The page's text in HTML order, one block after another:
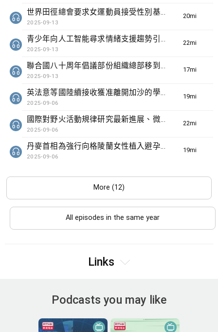
20min(s)
世界田徑總會要求女運動員接受性別基因測試、健力士世界紀錄七十周年列70項有待挑戰項目
2025-09-13
22min(s)
青少年向人工智能尋求情緒支援趨勢引發國際關注、阿富汗六級地震逾千人遇難
2025-09-13
17min(s)
聯合國八十周年倡議部份組織總部移到非洲、研究發現澳洲醫療體系存在種族歧視
2025-09-13
19min(s)
英法意等國陸續接收獲准離開加沙的學生及病人、國際自然保育聯盟確認長頸鹿分四個品種有助制訂保育方案
2025-09-06
22min(s)
國際對野火活動規律研究最新進展、微軟成立50周年全球仍有多項民生系統沿用舊視窗系統
2025-09-06
19min(s)
丹麥首相為強行向格陵蘭女性植入避孕工具道歉、國民警衛軍進駐華盛頓特朗普擬向更多地方作相同部署
2025-09-06
More (12)
All episodes in the same year
Links
Podcasts you may like